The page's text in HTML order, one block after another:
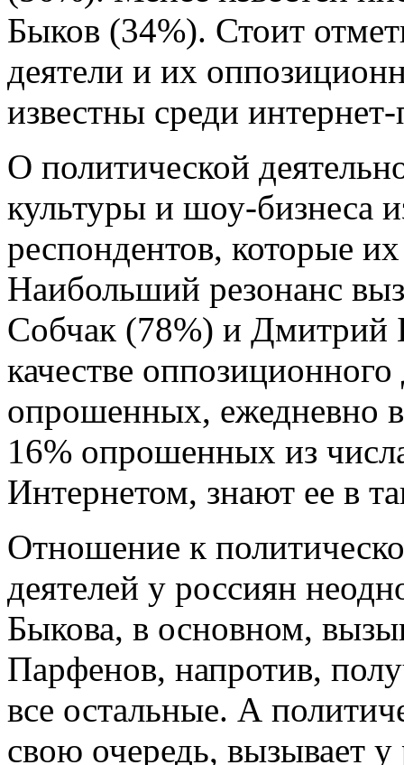
Быков (34%). Стоит
деятели и их
известны среди интернет-
О политической
культуры и шоу-бизнеса
респондентов, которые
Наибольший резонанс
Собчак (78%) и Дмитрий
качестве оппозиционного
опрошенных, ежедневно
16% опрошенных из
Интернетом, знают ее в
Отношение к
деятелей у россиян
Быкова, в основном,
Парфенов, напротив,
все остальные. А
свою очередь, вызывает